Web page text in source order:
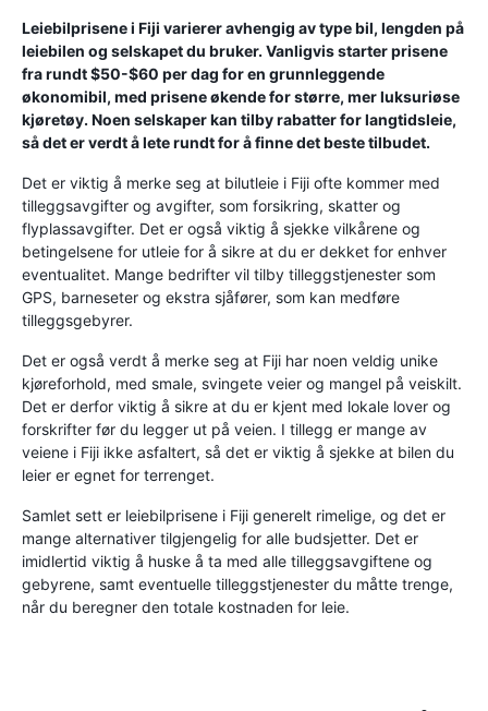
Leiebilprisene i Fiji varierer avhengig av type bil, lengden på
leiebilen og selskapet du bruker. Vanligvis starter prisene
fra rundt $50-$60 per dag for en grunnleggende
økonomibil, med prisene økende for større, mer luksuriøse
kjøretøy. Noen selskaper kan tilby rabatter for langtidsleie,
så det er verdt å lete rundt for å finne det beste tilbudet.
Det er viktig å merke seg at bilutleie i Fiji ofte kommer med
tilleggsavgifter og avgifter, som forsikring, skatter og
flyplassavgifter. Det er også viktig å sjekke vilkårene og
betingelsene for utleie for å sikre at du er dekket for enhver
eventualitet. Mange bedrifter vil tilby tilleggstjenester som
GPS, barneseter og ekstra sjåfører, som kan medføre
tilleggsgebyrer.
Det er også verdt å merke seg at Fiji har noen veldig unike
kjøreforhold, med smale, svingete veier og mangel på veiskilt.
Det er derfor viktig å sikre at du er kjent med lokale lover og
forskrifter før du legger ut på veien. I tillegg er mange av
veiene i Fiji ikke asfaltert, så det er viktig å sjekke at bilen du
leier er egnet for terrenget.
Samlet sett er leiebilprisene i Fiji generelt rimelige, og det er
mange alternativer tilgjengelig for alle budsjetter. Det er
imidlertid viktig å huske å ta med alle tilleggsavgiftene og
gebyrene, samt eventuelle tilleggstjenester du måtte trenge,
når du beregner den totale kostnaden for leie.